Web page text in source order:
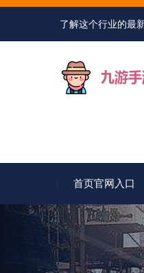
了解这个行业的最
首页官网入口